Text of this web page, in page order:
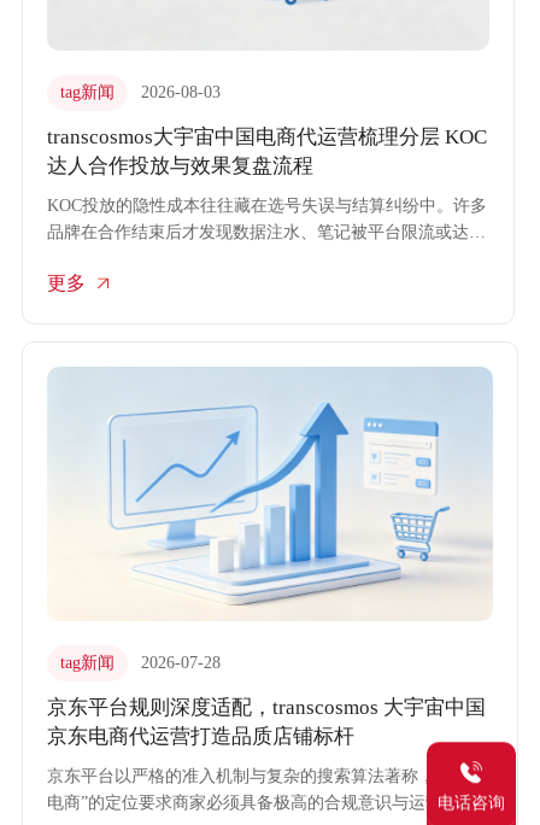
tag新闻 2026-08-03
transcosmos大宇宙中国电商代运营梳理分层 KOC
达人合作投放与效果复盘流程
KOC投放的隐性成本往往藏在选号失误与结算纠纷中。许多
品牌在合作结束后才发现数据注水、笔记被平台限流或达人
中国将风险控制与合规管理前置，通过电商代运营体系建立
更多
tag新闻 2026-07-28
京东平台规则深度适配，transcosmos 大宇宙中国
京东电商代运营打造品质店铺标杆
京东平台以严格的准入机制与复杂的搜索算法著称，其“品质
电商”的定位要求商家必须具备极高的合规意识与运营水准。
电话咨询